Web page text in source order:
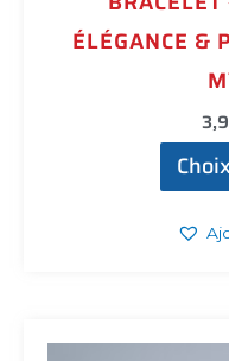
ÉLÉGANCE &